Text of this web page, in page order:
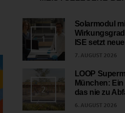
1
Solarmodul
ISE setzt
7. AUGUST 2026
2
LOOP
München:
das nie zu
6. AUGUST 2026